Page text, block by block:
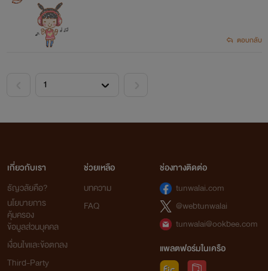
ตอบกลับ
เกี่ยวกับเรา
ธัญวลัยคือ?
นโยบายการ
คุ้มครอง
ข้อมูลส่วนบุคคล
เงื่อนไขและข้อตกลง
Third-Party
ช่วยเหลือ
บทความ
FAQ
ช่องทางติดต่อ
tunwalai.com
@webtunwalai
tunwalai@ookbee.com
แพลตฟอร์มในเครือ